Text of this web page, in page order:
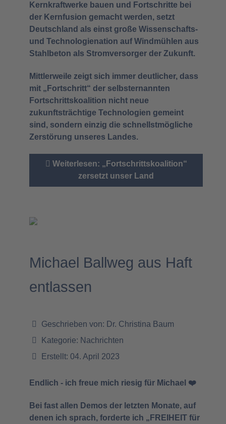
Kernkraftwerke bauen und Fortschritte bei
der Kernfusion gemacht werden, setzt
Deutschland als einst große Wissenschafts-
und Technologienation auf Windmühlen aus
Stahlbeton als Stromversorger der Zukunft.
Mittlerweile zeigt sich immer deutlicher, dass
mit „Fortschritt“ der selbsternannten
Fortschrittskoalition nicht neue
zukunftsträchtige Technologien gemeint
sind, sondern einzig die schnellstmögliche
Zerstörung unseres Landes.
Weiterlesen: „Fortschrittskoalition“
zersetzt unser Land
Michael Ballweg aus Haft
entlassen
Geschrieben von: Dr. Christina Baum
Kategorie: Nachrichten
Erstellt: 04. April 2023
Endlich - ich freue mich riesig für Michael ❤️
Bei fast allen Demos der letzten Monate, auf
denen ich sprach, forderte ich „FREIHEIT für